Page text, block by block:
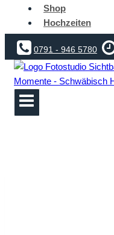
Shop
Hochzeiten
0791 - 946 5780